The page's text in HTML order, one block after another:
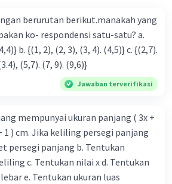
Iklan
berurutan berikut.manakah yang
satu-satu? a.
c. {(2,7).
(8,7)} d. {(3.4), (5,7). (7, 9). (9,6)}
Jawaban terverifikasi
mempunyai ukuran panjang ( 3x +
1 ) cm. Jika keliling persegi panjang
persegi panjang b. Tentukan
c. Tentukan nilai x d. Tentukan
e. Tentukan ukuran luas